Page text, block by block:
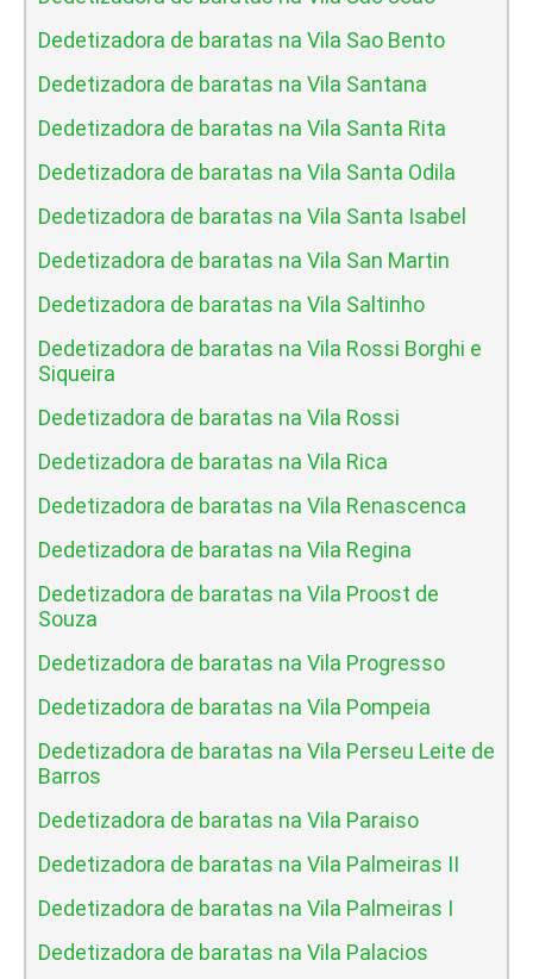
Dedetizadora de baratas na Vila Sao Bento
Dedetizadora de baratas na Vila Santana
Dedetizadora de baratas na Vila Santa Rita
Dedetizadora de baratas na Vila Santa Odila
Dedetizadora de baratas na Vila Santa Isabel
Dedetizadora de baratas na Vila San Martin
Dedetizadora de baratas na Vila Saltinho
Dedetizadora de baratas na Vila Rossi Borghi e
Siqueira
Dedetizadora de baratas na Vila Rossi
Dedetizadora de baratas na Vila Rica
Dedetizadora de baratas na Vila Renascenca
Dedetizadora de baratas na Vila Regina
Dedetizadora de baratas na Vila Proost de
Souza
Dedetizadora de baratas na Vila Progresso
Dedetizadora de baratas na Vila Pompeia
Dedetizadora de baratas na Vila Perseu Leite de
Barros
Dedetizadora de baratas na Vila Paraiso
Dedetizadora de baratas na Vila Palmeiras II
Dedetizadora de baratas na Vila Palmeiras I
Dedetizadora de baratas na Vila Palacios